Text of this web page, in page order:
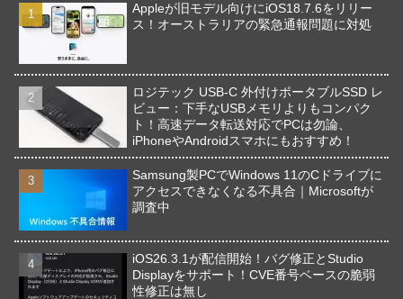
Appleが旧モデル向けにiOS18.7.6をリリー
ス！オーストラリアの緊急通報問題に対処
ロジテック USB-C 外付けポータブルSSD レ
ビュー：下手なUSBメモリよりもコンパク
ト！高速データ転送対応でPCは勿論、
iPhoneやAndroidスマホにもおすすめ！
Samsung製PCでWindows 11のCドライブに
アクセスできなくなる不具合｜Microsoftが
調査中
iOS26.3.1が配信開始！バグ修正とStudio
Displayをサポート！CVE番号ベースの脆弱
性修正は無し